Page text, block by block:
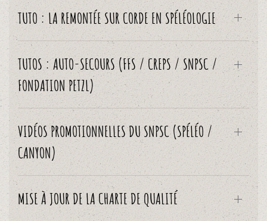
TUTO : LA REMONTÉE SUR CORDE EN SPÉLÉOLOGIE
TUTOS : AUTO-SECOURS (FFS / CREPS / SNPSC /
FONDATION PETZL)
VIDÉOS PROMOTIONNELLES DU SNPSC (SPÉLÉO /
CANYON)
MISE À JOUR DE LA CHARTE DE QUALITÉ